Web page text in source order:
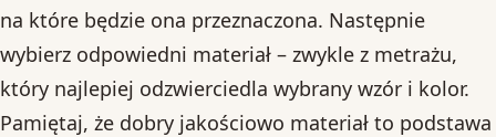
na które będzie ona przeznaczona. Następnie
wybierz odpowiedni materiał – zwykle z metrażu,
który najlepiej odzwierciedla wybrany wzór i kolor.
Pamiętaj, że dobry jakościowo materiał to podstawa